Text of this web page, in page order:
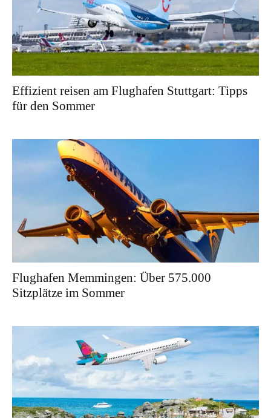
Effizient reisen am Flughafen Stuttgart: Tipps
für den Sommer
Flughafen Memmingen: Über 575.000
Sitzplätze im Sommer